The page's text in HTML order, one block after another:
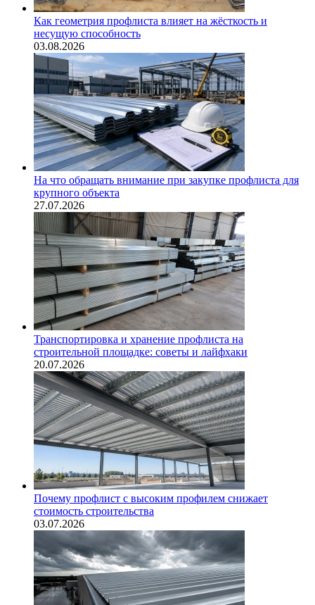
Как геометрия профлиста влияет на жёсткость и
несущую способность
03.08.2026
На что обращать внимание при закупке профлиста для
крупного объекта
27.07.2026
Транспортировка и хранение профлиста на
строительной площадке: советы и лайфхаки
20.07.2026
Почему профлист с высоким профилем снижает
стоимость строительства
03.07.2026